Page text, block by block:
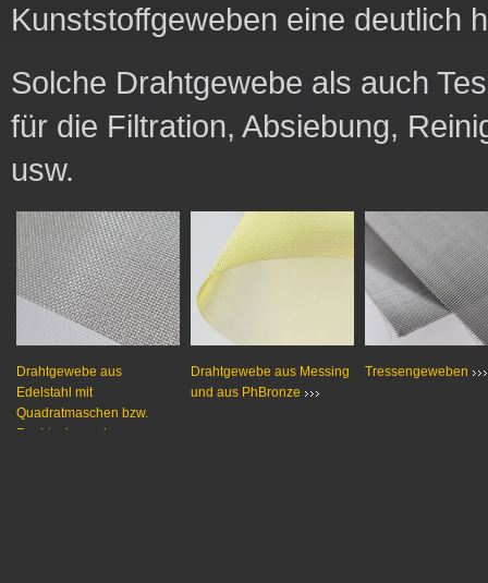
Kunststoffgeweben eine deutlich
Solche Drahtgewebe als auch
für die Filtration, Absiebung,
usw.
Drahtgewebe aus
Edelstahl mit
Quadratmaschen bzw.
Rechteckmaschen
Drahtgewebe aus Messing
und aus PhBronze
Tressengeweben